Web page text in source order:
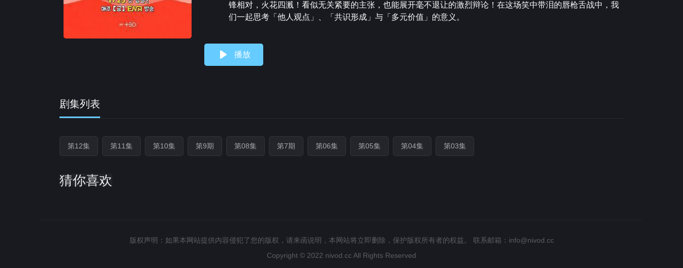
锋相对，火花四溅！看似无关紧要的主张，也能展开毫不退让的激烈辩论！在这场笑中带泪的唇枪舌战中，我
们一起思考「他人观点」、「共识形成」与「多元价值」的意义。
播放
剧集列表
第12集 第11集 第10集 第9期 第08集 第7期 第06集 第05集 第04集 第03集
猜你喜欢
版权声明：如果本网站提供内容侵犯了您的版权，请来函说明，本网站将立即删除，保护版权所有者的权益。 联系邮箱： info@nivod.cc
Copyright © 2022 nivod.ccAll Rights Reserved